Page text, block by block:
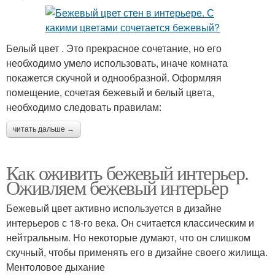
Белый цвет . Это прекрасное сочетание, но его
необходимо умело использовать, иначе комната
покажется скучной и однообразной. Оформляя
помещение, сочетая бежевый и белый цвета,
необходимо следовать правилам:
читать дальше →
Как оживить бежевый интерьер.
Оживляем бежевый интерьер
Бежевый цвет активно используется в дизайне
интерьеров с 18-го века. Он считается классическим и
нейтральным. Но некоторые думают, что он слишком
скучный, чтобы применять его в дизайне своего жилища.
Ментоловое дыхание